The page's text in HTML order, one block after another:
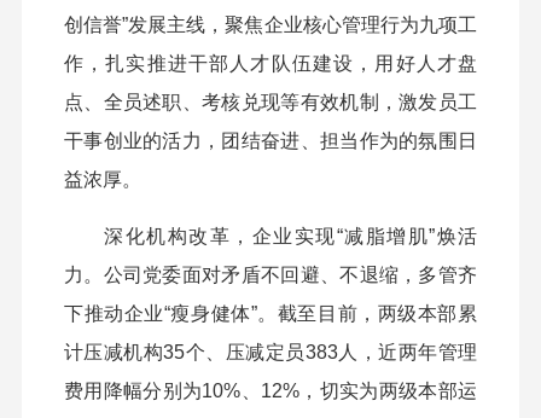
创信誉”发展主线，聚焦企业核心管理行为九项工
作，扎实推进干部人才队伍建设，用好人才盘
点、全员述职、考核兑现等有效机制，激发员工
干事创业的活力，团结奋进、担当作为的氛围日
益浓厚。
深化机构改革，企业实现“减脂增肌”焕活
力。公司党委面对矛盾不回避、不退缩，多管齐
下推动企业“瘦身健体”。截至目前，两级本部累
计压减机构35个、压减定员383人，近两年管理
费用降幅分别为10%、12%，切实为两级本部运